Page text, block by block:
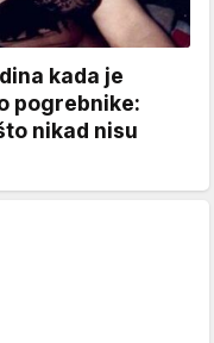
kada je
pogrebnike:
nikad nisu